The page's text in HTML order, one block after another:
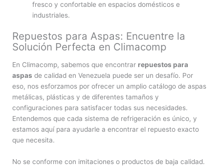
fresco y confortable en espacios domésticos e
industriales.
Repuestos para Aspas: Encuentre la
Solución Perfecta en Climacomp
En Climacomp, sabemos que encontrar repuestos para
aspas de calidad en Venezuela puede ser un desafío. Por
eso, nos esforzamos por ofrecer un amplio catálogo de aspas
metálicas, plásticas y de diferentes tamaños y
configuraciones para satisfacer todas sus necesidades.
Entendemos que cada sistema de refrigeración es único, y
estamos aquí para ayudarle a encontrar el repuesto exacto
que necesita.
No se conforme con imitaciones o productos de baja calidad.